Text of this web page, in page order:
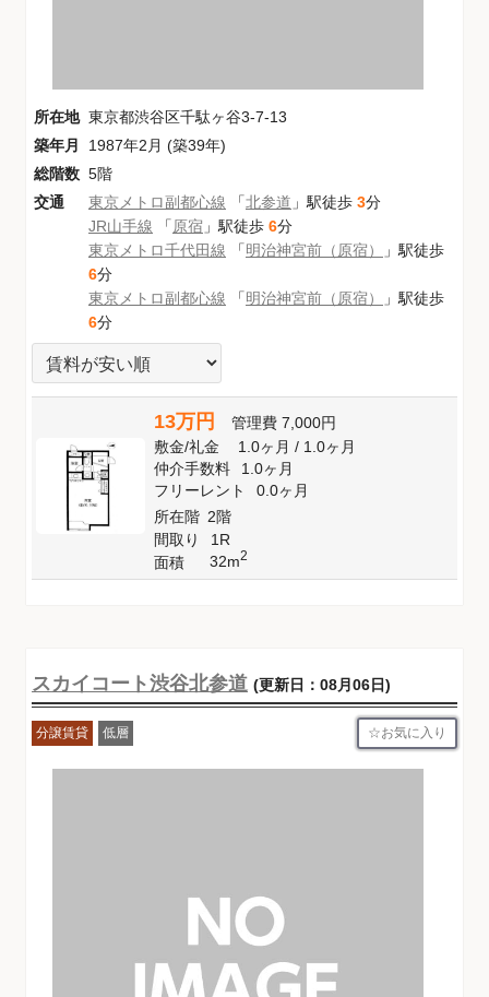
所在地 東京都渋谷区千駄ヶ谷3-7-13
築年月
1987年2月 (築39年)
総階数 5階
交通
東京メトロ副都心線 「北参道 」駅徒歩 3分
JR山手線 「原宿 」駅徒歩 6分
東京メトロ千代田線 「明治神宮前（原宿）
」駅徒歩
6分
東京メトロ副都心線 「明治神宮前（原宿）
」駅徒歩
6分
13万円 管理費 7,000円
敷金/礼金 1.0ヶ月/ 1.0ヶ月
仲介手数料
1.0ヶ月
フリーレント
0.0ヶ月
所在階 2階
間取り
1R
面積
32m2
スカイコート渋谷北参道 (更新日：08月06日)
分譲賃貸 低層 お気に入り